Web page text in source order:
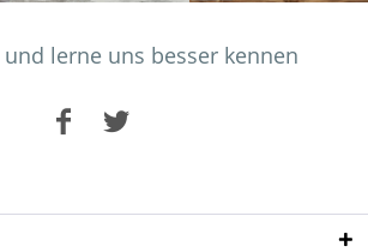
und lerne uns besser kennen